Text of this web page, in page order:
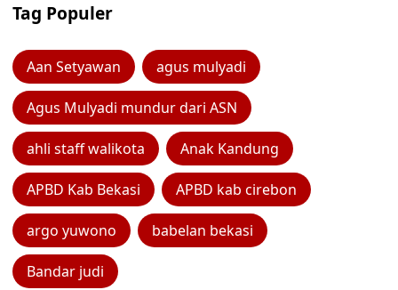
Tag Populer
Aan Setyawan agus mulyadi
Agus Mulyadi mundur dari ASN
ahli staff walikota Anak Kandung
APBD Kab Bekasi APBD kab cirebon
argo yuwono babelan bekasi
Bandar judi